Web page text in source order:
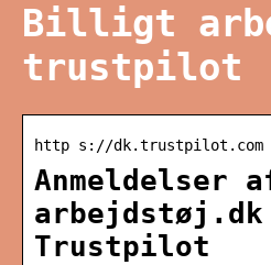
Billigt
trustpilot
http s://dk.trustpilot.com
Anmeldelser
Trustpilot